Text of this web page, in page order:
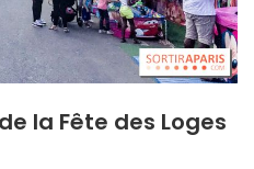
la Fête des Loges